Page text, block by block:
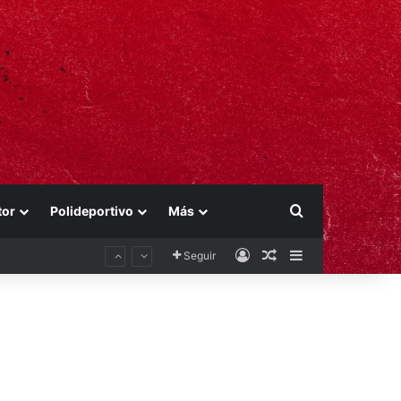
Polideportivo Más Buscar por
Seguir AccesoPublicación al
Barra lateral